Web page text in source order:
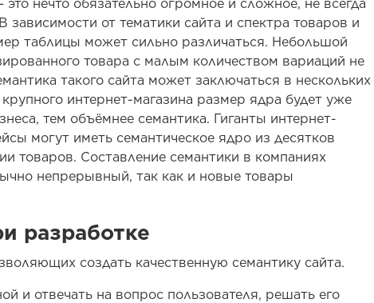
нечто обязательно огромное и сложное, не всегда
зависимости от тематики сайта и спектра товаров и
таблицы может сильно различаться. Небольшой
товара с малым количеством вариаций не
такого сайта может заключаться в нескольких
интернет-магазина размер ядра будет уже
тем объёмнее семантика. Гиганты интернет-
могут иметь семантическое ядро из десятков
товаров. Составление семантики в компаниях
непрерывный, так как и новые товары
разработке
создать качественную семантику сайта.
и отвечать на вопрос пользователя, решать его